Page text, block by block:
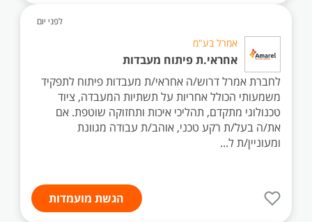
לפני יום
אמרל בע"מ
אחראי.ת פיתוח מעבדות
לחברת אמרל דרוש/ה אחראי/ת מעבדות פיתוח לתפקיד
משמעותי הכולל אחריות על תשתיות המעבדה, ציוד
טכנולוגי מתקדם, תהליכי איכות ותחזוקה שוטפת. אם
את/ה בעל/ת רקע טכני, אוהב/ת עבודה מגוונת
ומעוניין/ת ל...
הגשת מועמדות